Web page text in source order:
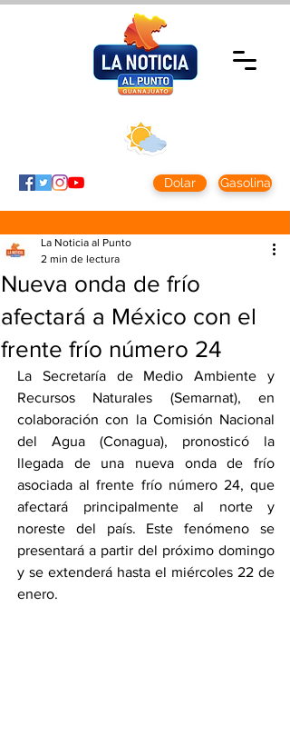
Dolar Gasolina
Nueva onda de frío
afectará a México con el
frente frío número 24
La Noticia al Punto
2 min de lectura
La Secretaría de Medio Ambiente y
Recursos Naturales (Semarnat), en
colaboración con la Comisión Nacional
del Agua (Conagua), pronosticó la
llegada de una nueva onda de frío
asociada al frente frío número 24, que
afectará principalmente al norte y
noreste del país. Este fenómeno se
presentará a partir del próximo domingo
y se extenderá hasta el miércoles 22 de
enero.